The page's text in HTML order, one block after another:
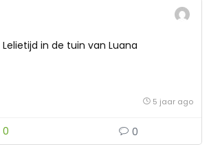
Lelietijd in de tuin van Luana
5 jaar ago
0 0